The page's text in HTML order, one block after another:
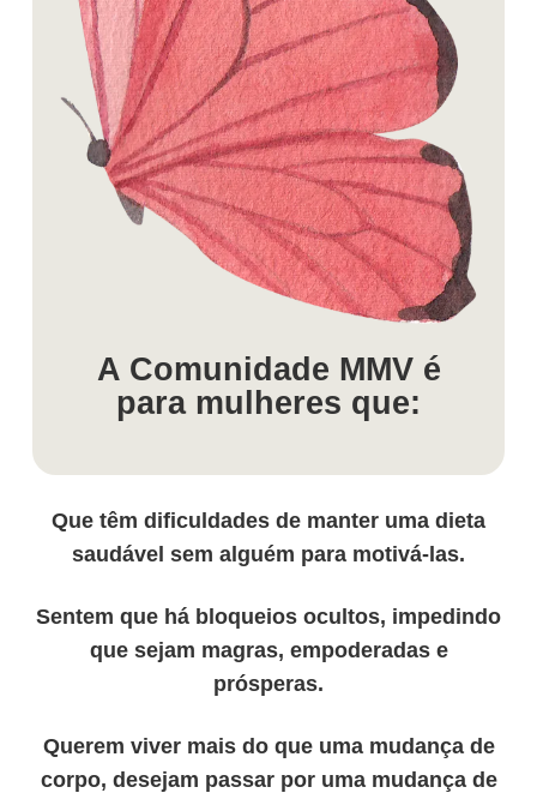
A Comunidade MMV é
para mulheres que:
Que têm dificuldades de manter uma dieta
saudável sem alguém para motivá-las.
Sentem que há bloqueios ocultos, impedindo
que sejam magras, empoderadas e
prósperas.
Querem viver mais do que uma mudança de
corpo, desejam passar por uma mudança de